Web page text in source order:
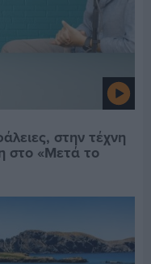
στην τέχνη
στο «Μετά το